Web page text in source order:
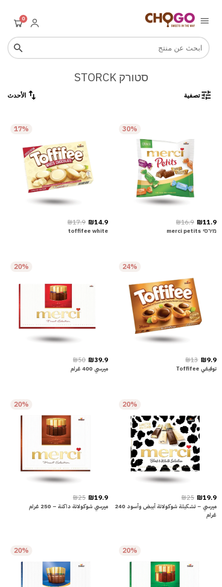
search
0
סטורק STORCK
tune تصفية swap_vert الأحدث
30%
₪11.9
₪16.9
מירסי merci petits
17%
₪14.9
₪17.9
toffifee white
24%
₪9.9
₪13
توفيفي Toffifee
20%
₪39.9
₪50
ميرسي 400 غرام
20%
₪19.9
₪25
ميرسي – تشكيلة شوكولاتة أبيض وأسود 240
غرام
20%
₪19.9
₪25
ميرسي شوكولاتة داكنة – 250 غرام
20%
20%